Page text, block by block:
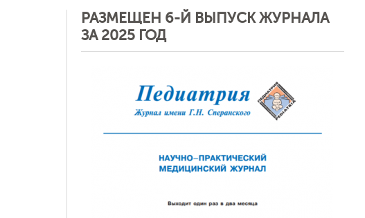
РАЗМЕЩЕН 6-Й ВЫПУСК ЖУРНАЛА
ЗА 2025 ГОД